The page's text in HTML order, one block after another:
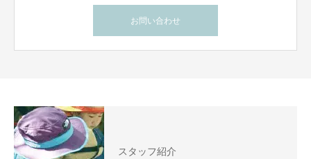
お問い合わせ
スタッフ紹介